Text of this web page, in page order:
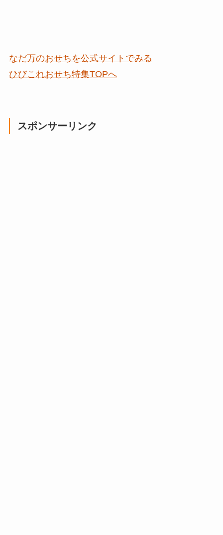
なだ万のおせちを公式サイトでみる
ひびこれおせち特集TOPへ
スポンサーリンク